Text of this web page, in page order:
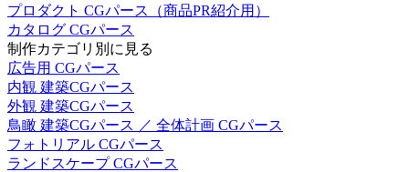
プロダクト CGパース（商品PR紹介用）
カタログ CGパース
制作カテゴリ別に見る
広告用 CGパース
内観 建築CGパース
外観 建築CGパース
鳥瞰 建築CGパース ／ 全体計画 CGパース
フォトリアル CGパース
ランドスケープ CGパース